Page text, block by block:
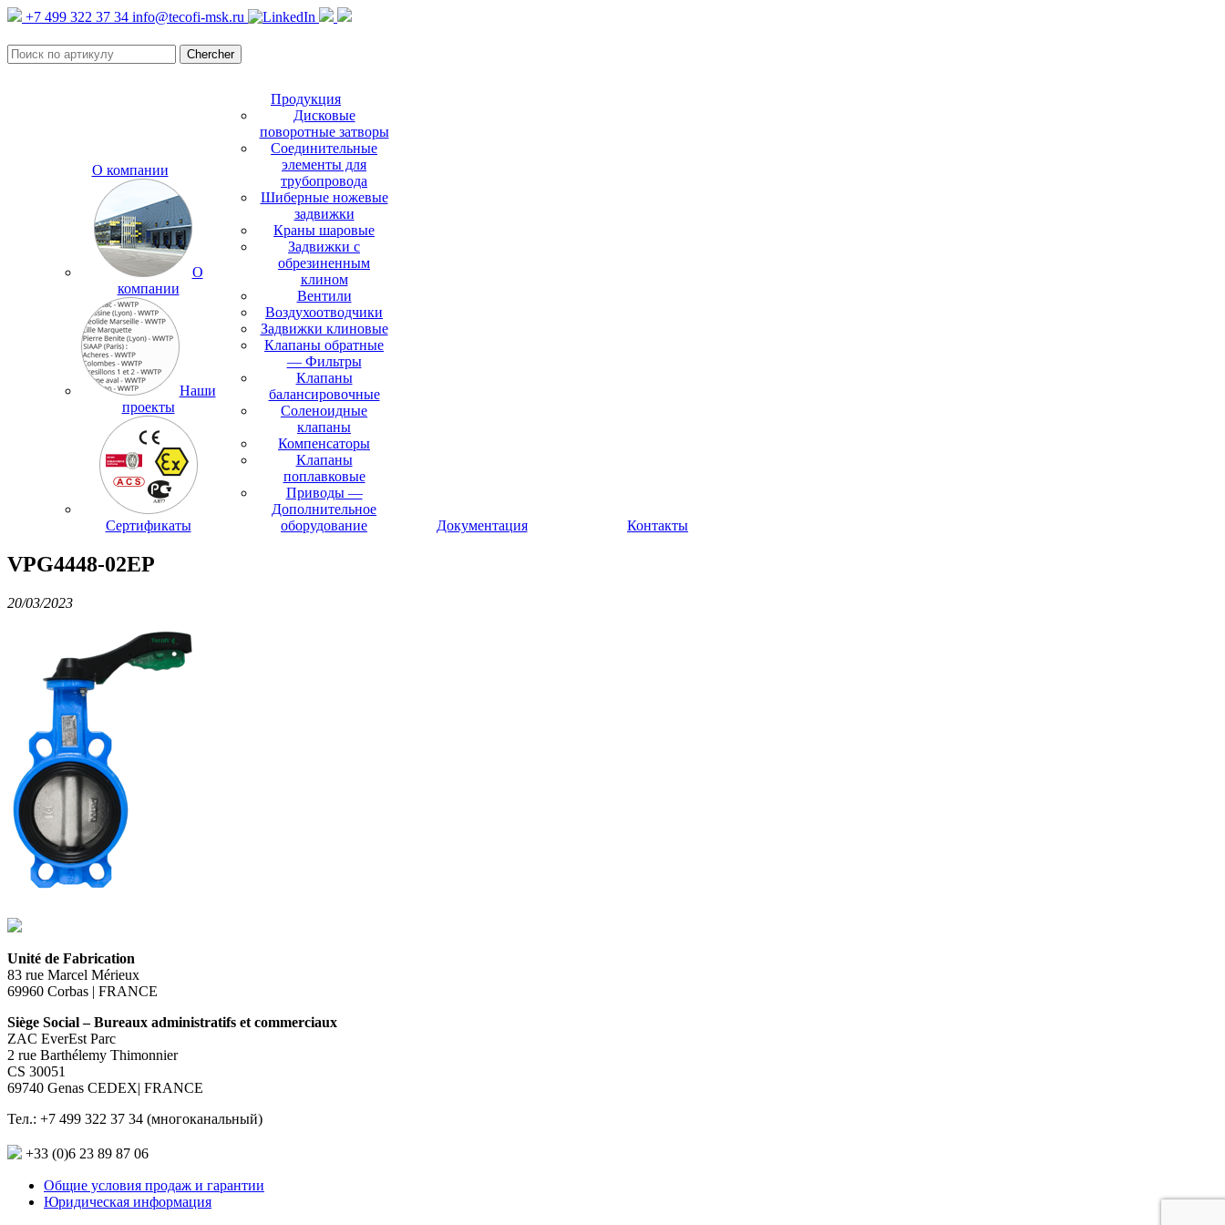
+7 499 322 37 34 info@tecofi-msk.ru
О компании
О
компании
Наши
проекты
Сертификаты
Продукция
Дисковые
поворотные затворы
Соединительные
элементы для
трубопровода
Шиберные ножевые
задвижки
Краны шаровые
Задвижки с
обрезиненным
клином
Вентили
Воздухоотводчики
Задвижки клиновые
Клапаны обратные
— Фильтры
Клапаны
балансировочные
Соленоидные
клапаны
Компенсаторы
Клапаны
поплавковые
Приводы —
Дополнительное
оборудование
Документация Контакты
VPG4448-02EP
20/03/2023
Unité de Fabrication
83 rue Marcel Mérieux
69960 Corbas | FRANCE
Siège Social – Bureaux administratifs et commerciaux
ZAC EverEst Parc
2 rue Barthélemy Thimonnier
CS 30051
69740 Genas CEDEX| FRANCE
Тел.: +7 499 322 37 34 (многоканальный)
+33 (0)6 23 89 87 06
Общие условия продаж и гарантии
Юридическая информация